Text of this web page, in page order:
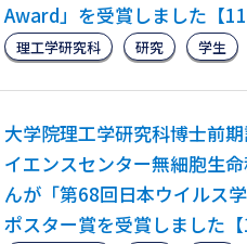
Award」を受賞しました【11
理工学研究科 研究 学生
大学院理工学研究科博士前
イエンスセンター無細胞生
んが「第68回日本ウイルス
ポスター賞を受賞しました【